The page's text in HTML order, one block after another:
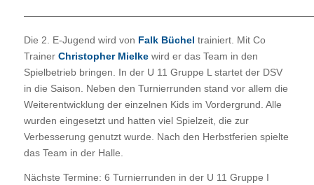
Die 2. E-Jugend wird von Falk Büchel trainiert. Mit Co
Trainer Christopher Mielkewird er das Team in den
Spielbetrieb bringen. In der U 11 Gruppe L startet der DSV
in die Saison. Neben den Turnierrunden stand vor allem die
Weiterentwicklung der einzelnen Kids im Vordergrund. Alle
wurden eingesetzt und hatten viel Spielzeit, die zur
Verbesserung genutzt wurde. Nach den Herbstferien spielte
das Team in der Halle.
Nächste Termine: 6 Turnierrunden in der U 11 Gruppe I